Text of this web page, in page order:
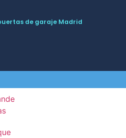
de garaje Madrid